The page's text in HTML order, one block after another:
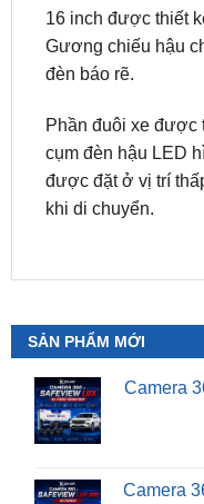
đèn báo rẽ.
Phần đuôi xe được
được đặt ở vị trí
khi di chuyển.
SẢN PHẨM MỚI
Camera
Camera